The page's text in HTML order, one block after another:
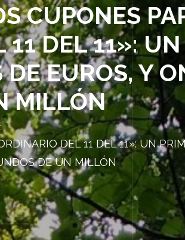
CUPONES
DEL 11»:
EUROS, Y
MILLÓN
DEL 11 DEL 11»: UN
DE UN MILLÓN